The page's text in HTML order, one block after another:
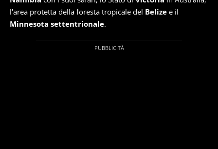
l'area protetta della foresta tropicale del Belize e il
Minnesota settentrionale.